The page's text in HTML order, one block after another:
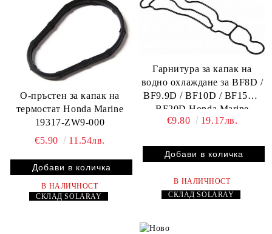
О-пръстен за капак на
термостат Honda Marine
19317-ZW9-000
€5.90
11.54лв.
В НАЛИЧНОСТ
СКЛАДSOLARAY
Гарнитура за капак на
водно охлаждане за BF8D /
BF9.9D / BF10D / BF15D /
BF20D Honda Marine
19371-ZW9-000
€9.80 19.17лв.
В НАЛИЧНОСТ
СКЛАДSOLARAY